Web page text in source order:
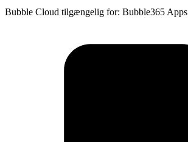
Bubble Cloud tilgængelig for: Bubble365 Apps